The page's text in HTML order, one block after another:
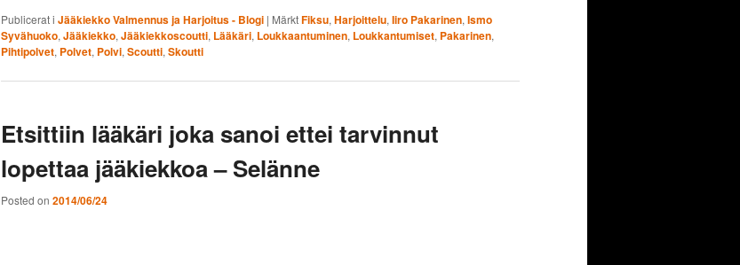
Publicerat i Jääkiekko Valmennus ja Harjoitus - Blogi | MärktFiksu, Harjoittelu, Iiro Pakarinen, Ismo
Syvähuoko, Jääkiekko, Jääkiekkoscoutti, Lääkäri, Loukkaantuminen, Loukkantumiset, Pakarinen,
Pihtipolvet, Polvet, Polvi, Scoutti, Skoutti
Etsittiin lääkäri joka sanoi ettei tarvinnut
lopettaa jääkiekkoa – Selänne
Posted on 2014/06/24